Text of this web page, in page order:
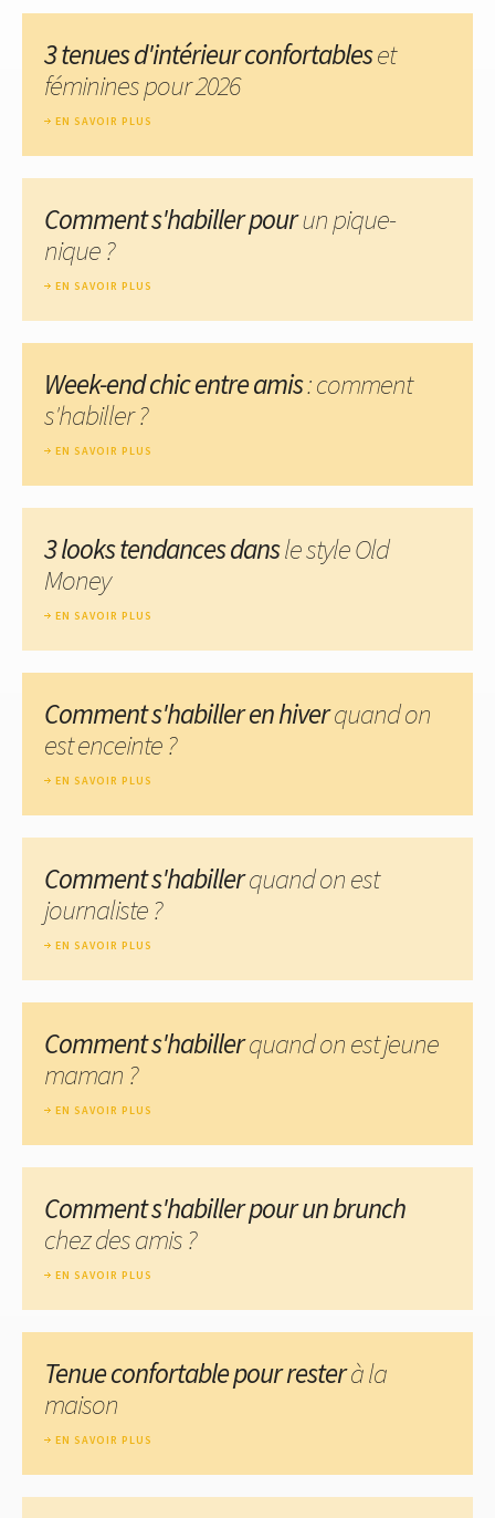
3 tenues d'intérieur confortableset
féminines pour 2026
EN SAVOIR PLUS
Comment s'habiller pourun pique-
nique ?
EN SAVOIR PLUS
Week-end chic entre amis: comment
s'habiller ?
EN SAVOIR PLUS
3 looks tendances dansle style Old
Money
EN SAVOIR PLUS
Comment s'habiller en hiverquand on
est enceinte ?
EN SAVOIR PLUS
Comment s'habillerquand on est
journaliste ?
EN SAVOIR PLUS
Comment s'habillerquand on est jeune
maman ?
EN SAVOIR PLUS
Comment s'habiller pour un brunch
chez des amis ?
EN SAVOIR PLUS
Tenue confortable pour resterà la
maison
EN SAVOIR PLUS